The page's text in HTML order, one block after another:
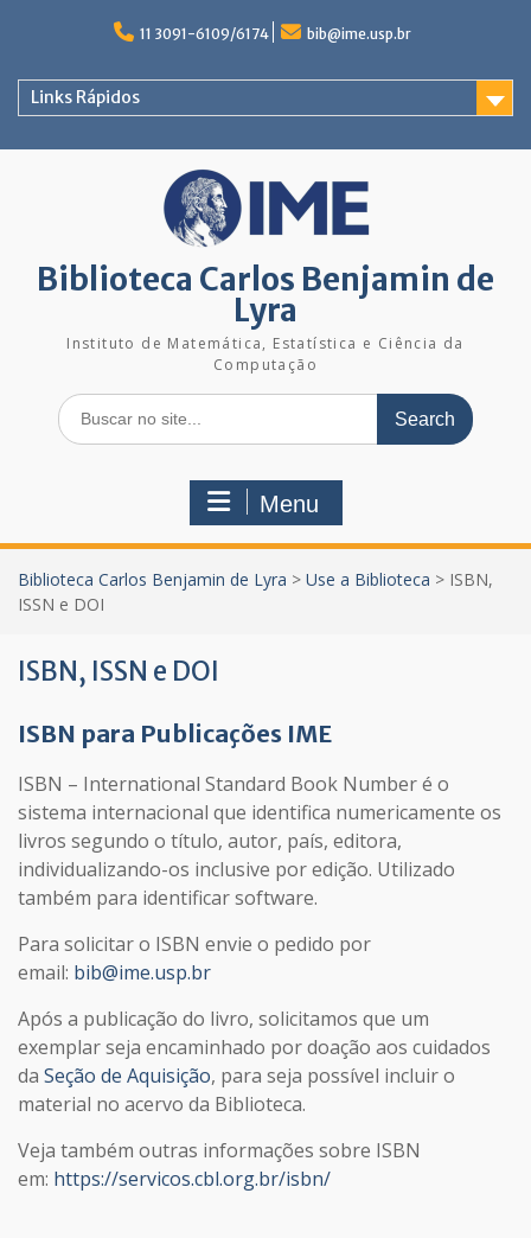
11 3091-6109/6174 bib@ime.usp.br
Links Rápidos
Biblioteca Carlos Benjamin de
Lyra
Instituto de Matemática, Estatística e Ciência da
Computação
Search
for:
Menu
Biblioteca Carlos Benjamin de Lyra > Use a Biblioteca > ISBN,
ISSN e DOI
ISBN, ISSN e DOI
ISBN para Publicações IME
ISBN – International Standard Book Number é o
sistema internacional que identifica numericamente os
livros segundo o título, autor, país, editora,
individualizando-os inclusive por edição. Utilizado
também para identificar software.
Para solicitar o ISBN envie o pedido por
email: bib@ime.usp.br
Após a publicação do livro, solicitamos que um
exemplar seja encaminhado por doação aos cuidados
da Seção de Aquisição, para seja possível incluir o
material no acervo da Biblioteca.
Veja também outras informações sobre ISBN
em: https://servicos.cbl.org.br/isbn/